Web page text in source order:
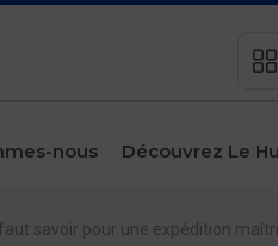
nous Découvrez Le
savoir pour une expédition